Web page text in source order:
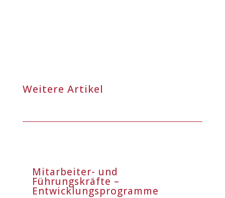
Weitere Artikel
Mitarbeiter- und
Führungskräfte –
Entwicklungsprogramme